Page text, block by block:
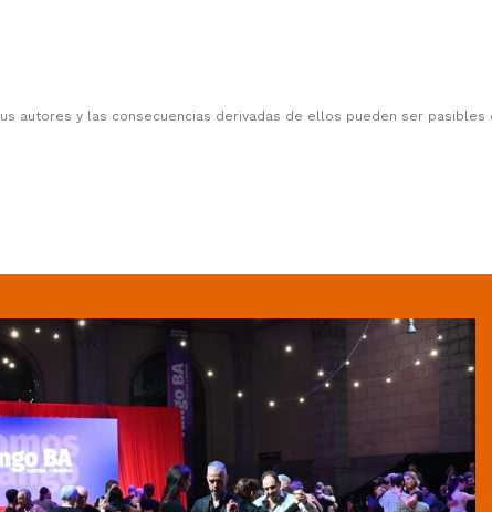
autores y las consecuencias derivadas de ellos pueden ser pasibles